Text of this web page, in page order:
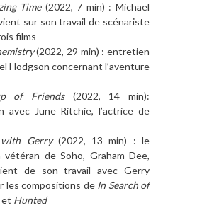
Time (2022, 7 min) : Michael
sur son travail de scénariste
films
(2022, 29 min) : entretien
Hodgson concernant l’aventure
of Friends (2022, 14 min):
avec June Ritchie, l’actrice de
with Gerry (2022, 13 min) : le
vétéran de Soho, Graham Dee,
de son travail avec Gerry
les compositions de In Search of
et Hunted